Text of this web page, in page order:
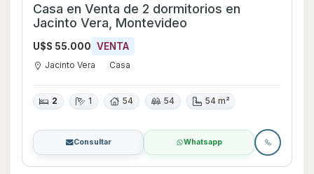
Casa en Venta de 2 dormitorios en
Jacinto Vera, Montevideo
U$S 55.000 VENTA
Jacinto Vera Casa
2 1 54 54 54 m²
Consultar Whatsapp